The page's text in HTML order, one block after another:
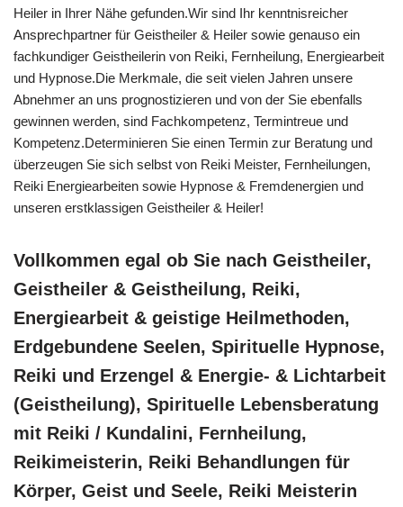
Heiler in Ihrer Nähe gefunden.Wir sind Ihr kenntnisreicher
Ansprechpartner für Geistheiler & Heiler sowie genauso ein
fachkundiger Geistheilerin von Reiki, Fernheilung, Energiearbeit
und Hypnose.Die Merkmale, die seit vielen Jahren unsere
Abnehmer an uns prognostizieren und von der Sie ebenfalls
gewinnen werden, sind Fachkompetenz, Termintreue und
Kompetenz.Determinieren Sie einen Termin zur Beratung und
überzeugen Sie sich selbst von Reiki Meister, Fernheilungen,
Reiki Energiearbeiten sowie Hypnose & Fremdenergien und
unseren erstklassigen Geistheiler & Heiler!
Vollkommen egal ob Sie nach Geistheiler,
Geistheiler & Geistheilung, Reiki,
Energiearbeit & geistige Heilmethoden,
Erdgebundene Seelen, Spirituelle Hypnose,
Reiki und Erzengel & Energie- & Lichtarbeit
(Geistheilung), Spirituelle Lebensberatung
mit Reiki / Kundalini, Fernheilung,
Reikimeisterin, Reiki Behandlungen für
Körper, Geist und Seele, Reiki Meisterin